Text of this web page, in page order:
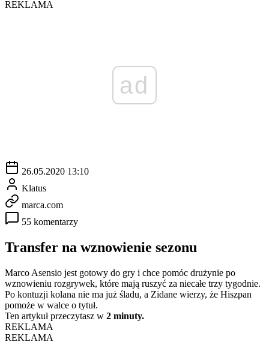
REKLAMA
ad
26.05.2020 13:10
Klatus
marca.com
55 komentarzy
Transfer na wznowienie sezonu
Marco Asensio jest gotowy do gry i chce pomóc drużynie po
wznowieniu rozgrywek, które mają ruszyć za niecałe trzy tygodnie.
Po kontuzji kolana nie ma już śladu, a Zidane wierzy, że Hiszpan
pomoże w walce o tytuł.
Ten artykuł przeczytasz w 2 minuty.
REKLAMA
REKLAMA